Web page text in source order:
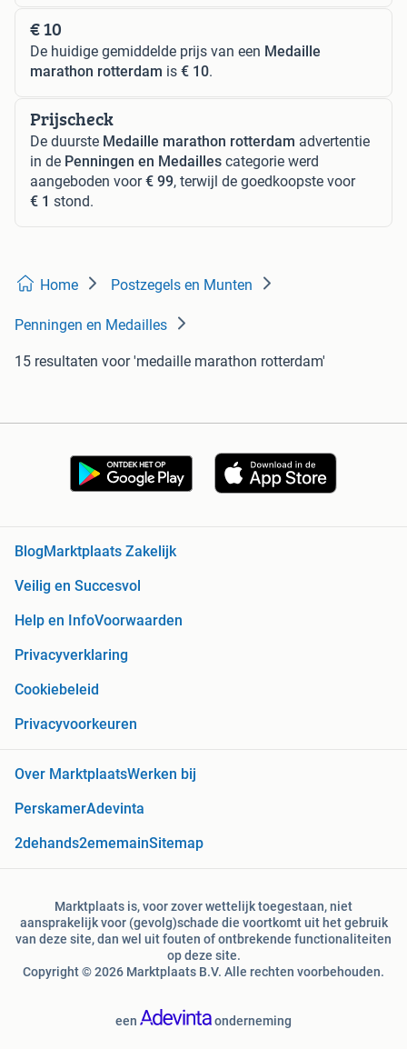
€ 10
De huidige gemiddelde prijs van een Medaille
marathon rotterdam is € 10.
Prijscheck
De duurste Medaille marathon rotterdam advertentie
in de Penningen en Medailles categorie werd
aangeboden voor€ 99, terwijl de goedkoopste voor
€ 1 stond.
Home Postzegels en Munten
Penningen en Medailles
15 resultaten voor 'medaille marathon rotterdam'
BlogMarktplaats Zakelijk
Veilig en Succesvol
Help en InfoVoorwaarden
Privacyverklaring
Cookiebeleid
Privacyvoorkeuren
Over MarktplaatsWerken bij
PerskamerAdevinta
2dehands2ememainSitemap
Marktplaats is, voor zover wettelijk toegestaan, niet
aansprakelijk voor (gevolg)schade die voortkomt uit het gebruik
van deze site, dan wel uit fouten of ontbrekende functionaliteiten
op deze site.
Copyright © 2026 Marktplaats B.V. Alle rechten voorbehouden.
een onderneming